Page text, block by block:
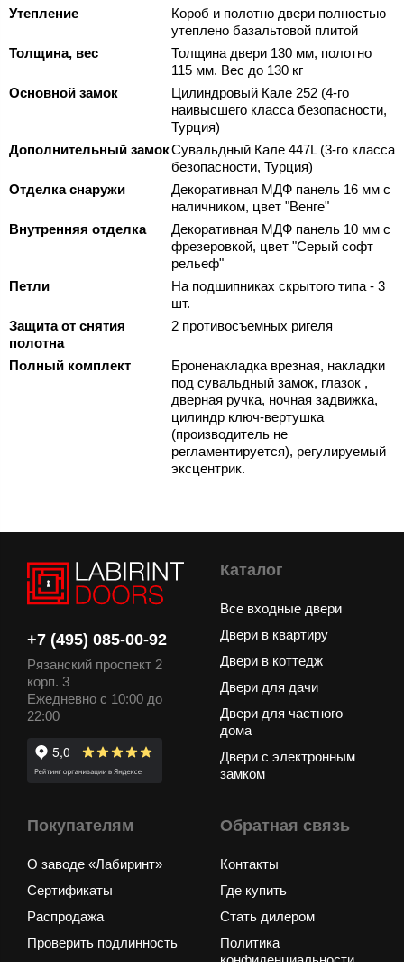
Утепление
Короб и полотно двери полностью
утеплено базальтовой плитой
Толщина, вес
Толщина двери 130 мм, полотно
115 мм. Вес до 130 кг
Основной замок
Цилиндровый Кале 252 (4-го
наивысшего класса безопасности,
Турция)
Дополнительный замокСувальдный Кале 447L (3-го класса
безопасности, Турция)
Отделка снаружи
Декоративная МДФ панель 16 мм с
наличником, цвет "Венге"
Внутренняя отделка
Декоративная МДФ панель 10 мм с
фрезеровкой, цвет "Серый софт
рельеф"
Петли
На подшипниках скрытого типа - 3
шт.
Защита от снятия
полотна
2 противосъемных ригеля
Полный комплект
Броненакладка врезная, накладки
под сувальдный замок, глазок ,
дверная ручка, ночная задвижка,
цилиндр ключ-вертушка
(производитель не
регламентируется), регулируемый
эксцентрик.
+7 (495) 085-00-92
Рязанский проспект 2
корп. 3
Ежедневно с 10:00 до
22:00
Каталог
Все входные двери
Двери в квартиру
Двери в коттедж
Двери для дачи
Двери для частного
дома
Двери с электронным
замком
Покупателям
О заводе «Лабиринт»
Сертификаты
Распродажа
Проверить подлинность
Обратная связь
Контакты
Где купить
Стать дилером
Политика